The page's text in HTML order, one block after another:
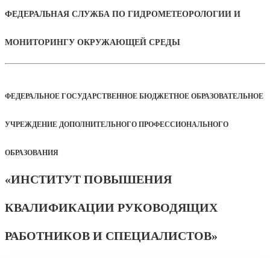
ФЕДЕРАЛЬНАЯ СЛУЖБА ПО ГИДРОМЕТЕОРОЛОГИИ И
МОНИТОРИНГУ ОКРУЖАЮЩЕЙ СРЕДЫ
ФЕДЕРАЛЬНОЕ ГОСУДАРСТВЕННОЕ БЮДЖЕТНОЕ ОБРАЗОВАТЕЛЬНОЕ
УЧРЕЖДЕНИЕ ДОПОЛНИТЕЛЬНОГО ПРОФЕССИОНАЛЬНОГО
ОБРАЗОВАНИЯ
«ИНСТИТУТ ПОВЫШЕНИЯ
КВАЛИФИКАЦИИ РУКОВОДЯЩИХ
РАБОТНИКОВ И СПЕЦИАЛИСТОВ»